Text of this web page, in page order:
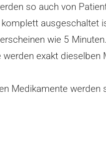
so auch von
ausgeschaltet
wie 5 Minuten.
werden exakt
Medikamente